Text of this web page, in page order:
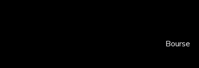
Bourse